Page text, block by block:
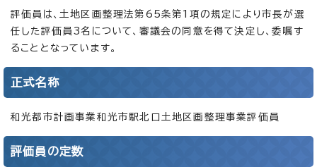
評価員は、土地区画整理法第65条第1項の規定により市長が選
任した評価員3名について、審議会の同意を得て決定し、委嘱す
ることとなっています。
正式名称
和光都市計画事業和光市駅北口土地区画整理事業評価員
評価員の定数